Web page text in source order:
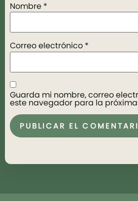
Nombre *
Correo electrónico *
Guarda mi nombre, correo
este navegador para la